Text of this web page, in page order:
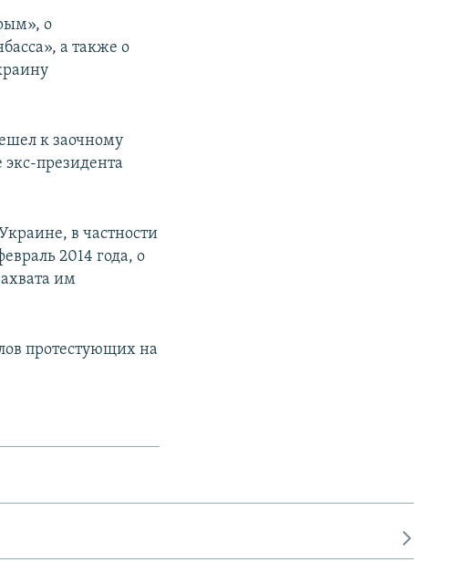
о
а также о
к заочному
президента
в частности
2014 года, о
им
протестующих на